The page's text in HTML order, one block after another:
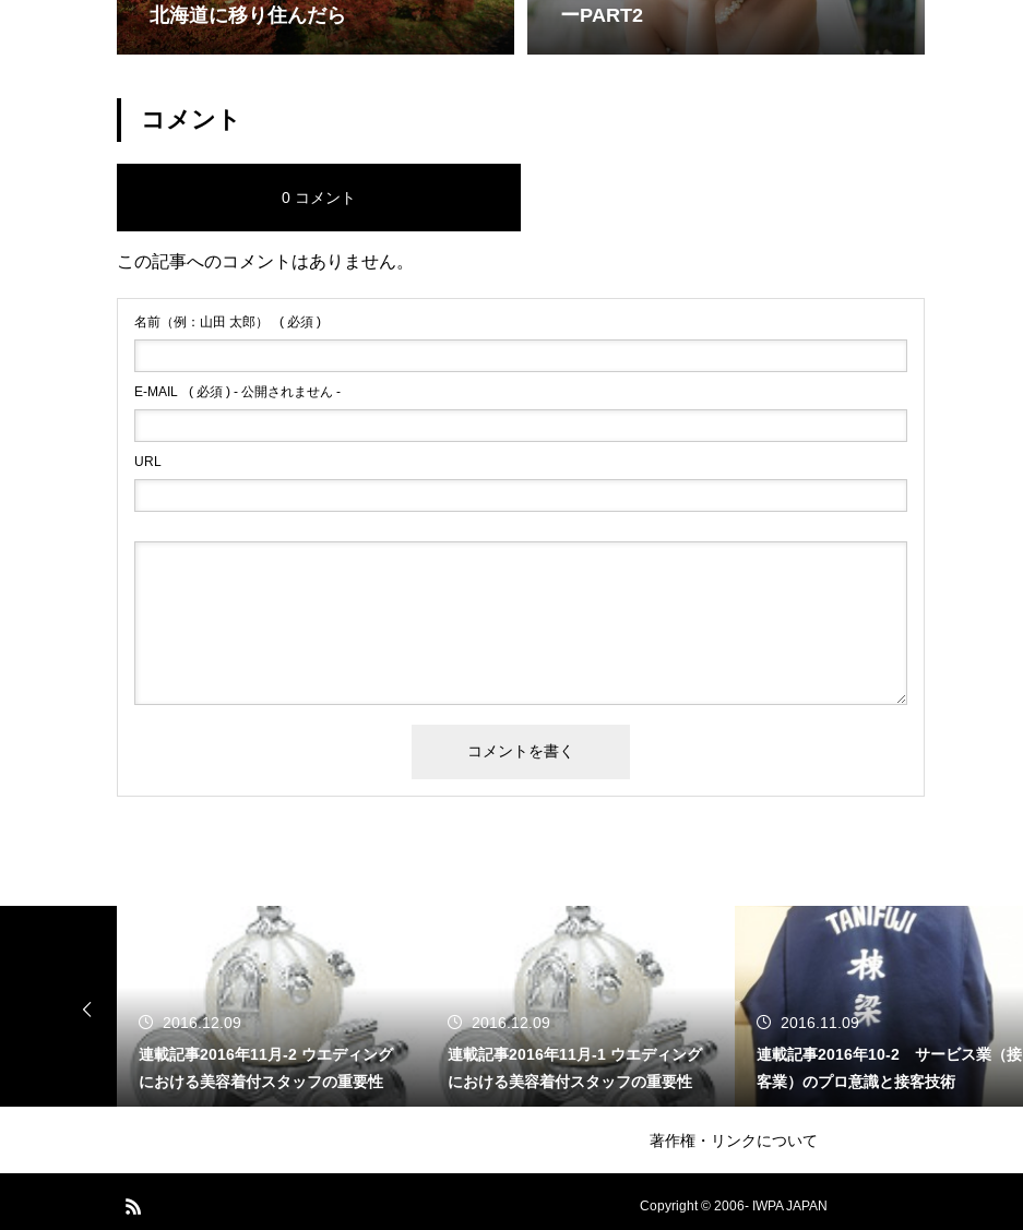
北海道に移り住んだら
ーPART2
コメント
0 コメント
この記事へのコメントはありません。
名前（例：山田 太郎） ( 必須 )
E-MAIL ( 必須 ) - 公開されません -
URL
2016.12.09
連載記事2016年11月-2 ウエディング
における美容着付スタッフの重要性
2016.12.09
連載記事2016年11月-1 ウエディング
における美容着付スタッフの重要性
2016.11.09
連載記事2016年10-2 サービス業（接
客業）のプロ意識と接客技術
著作権・リンクについて
Copyright © 2006- IWPA JAPAN